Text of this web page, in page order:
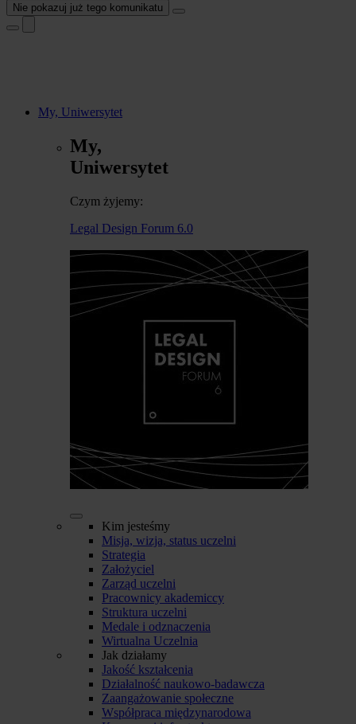
Nie pokazuj już tego komunikatu
My, Uniwersytet
My,
Uniwersytet
Czym żyjemy:
Legal Design Forum 6.0
Kim jesteśmy
Misja, wizja, status uczelni
Strategia
Założyciel
Zarząd uczelni
Pracownicy akademiccy
Struktura uczelni
Medale i odznaczenia
Wirtualna Uczelnia
Jak działamy
Jakość kształcenia
Działalność naukowo-badawcza
Zaangażowanie społeczne
Współpraca międzynarodowa